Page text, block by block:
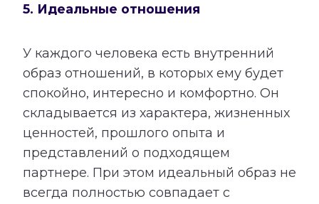
5. Идеальные отношения
У каждого человека есть внутренний
образ отношений, в которых ему будет
спокойно, интересно и комфортно. Он
складывается из характера, жизненных
ценностей, прошлого опыта и
представлений о подходящем
партнере. При этом идеальный образ не
всегда полностью совпадает с